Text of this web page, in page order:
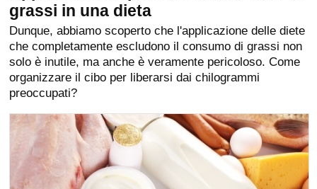
grassi in una dieta
Dunque, abbiamo scoperto che l'applicazione delle diete
che completamente escludono il consumo di grassi non
solo è inutile, ma anche è veramente pericoloso. Come
organizzare il cibo per liberarsi dai chilogrammi
preoccupati?